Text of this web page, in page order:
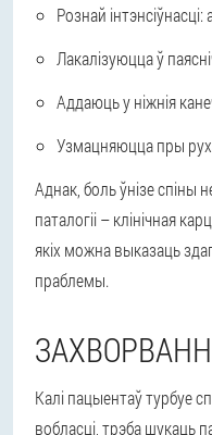
Рознай
Лакалізуюцца ў
Аддаюць у ніжнія
Узмацняюцца пры
Аднак, боль ўнізе спіны
паталогіі – клінічная
якіх можна выказаць
праблемы.
Калі пацыентаў турбуе
вобласці, трэба шукаць